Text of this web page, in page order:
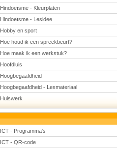
Hindoeïsme - Kleurplaten
Hindoeïsme - Lesidee
Hobby en sport
Hoe houd ik een spreekbeurt?
Hoe maak ik een werkstuk?
Hoofdluis
Hoogbegaafdheid
Hoogbegaafdheid - Lesmateriaal
Huiswerk
ICT - Programma's
ICT - QR-code